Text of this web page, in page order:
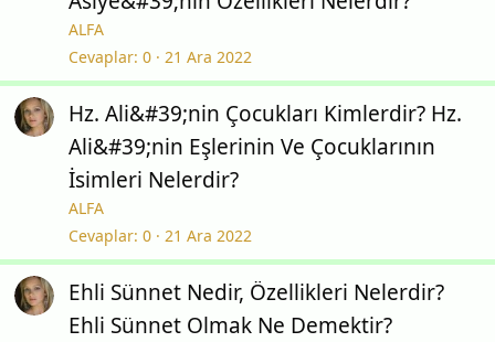
ALFA
Cevaplar 0 21 Ara 2022
Hz. Ali&#39;nin Çocukları Kimlerdir? Hz.
Ali&#39;nin Eşlerinin Ve Çocuklarının
İsimleri Nelerdir?
ALFA
Cevaplar 0 21 Ara 2022
Ehli Sünnet Nedir, Özellikleri Nelerdir?
Ehli Sünnet Olmak Ne Demektir?